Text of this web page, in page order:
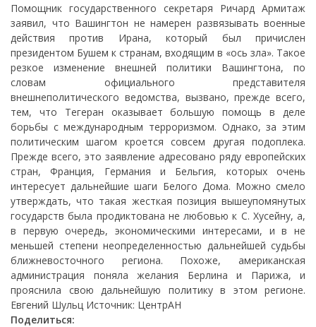
Помощник государственного секретаря Ричард Армитаж
заявил, что Вашингтон не намерен развязывать военные
действия против Ирана, который был причислен
президентом Бушем к странам, входящим в «ось зла». Такое
резкое изменение внешней политики Вашингтона, по
словам официального представителя
внешнеполитического ведомства, вызвано, прежде всего,
тем, что Тегеран оказывает большую помощь в деле
борьбы с международным терроризмом. Однако, за этим
политическим шагом кроется совсем другая подоплека.
Прежде всего, это заявление адресовано ряду европейских
стран, Франция, Германия и Бельгия, которых очень
интересует дальнейшие шаги Белого Дома. Можно смело
утверждать, что такая жесткая позиция вышеупомянутых
государств была продиктована не любовью к С. Хусейну, а,
в первую очередь, экономическими интересами, и в не
меньшей степени неопределенностью дальнейшей судьбы
ближневосточного региона. Похоже, американская
администрация поняла желания Берлина и Парижа, и
прояснила свою дальнейшую политику в этом регионе.
Евгений Шульц Источник: ЦентрАН
Поделиться: